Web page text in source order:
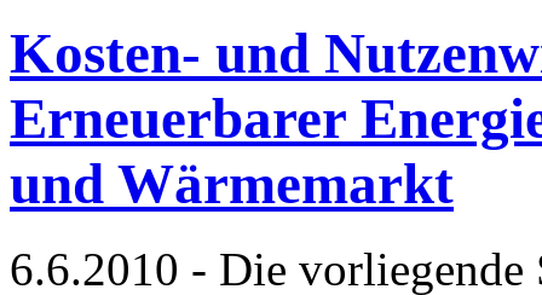
Kosten- und
Erneuerbarer
und Wärmemarkt
6.6.2010 - Die vorliegende